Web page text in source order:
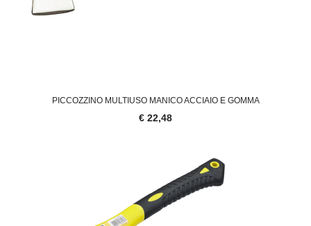
PICCOZZINO MULTIUSO MANICO ACCIAIO E GOMMA
€ 22,48